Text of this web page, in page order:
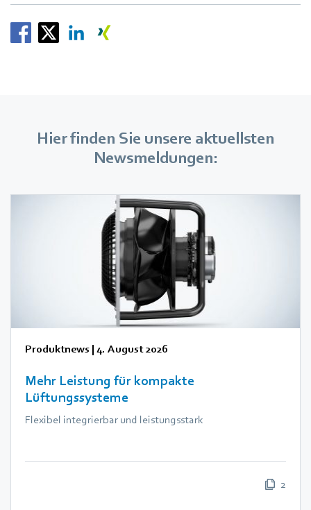
Hier finden Sie unsere aktuellsten
Newsmeldungen:
Produktnews | 4. August 2026
Mehr Leistung für kompakte
Lüftungssysteme
Flexibel integrierbar und leistungsstark
2